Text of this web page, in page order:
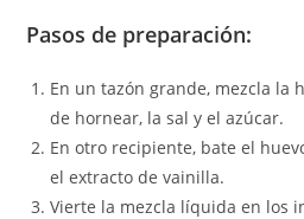
Pasos de preparación:
En un tazón grande, mezcla la
de hornear, la sal y el azúcar.
En otro recipiente, bate el
el extracto de vainilla.
Vierte la mezcla líquida en los